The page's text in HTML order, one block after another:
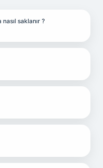
saklanır ?